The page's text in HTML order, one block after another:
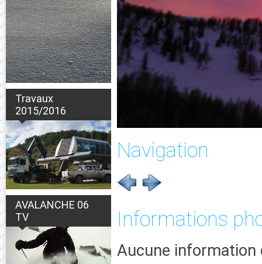
Travaux
2015/2016
AVALANCHE 06
TV
Navigation
Informations
Aucune information